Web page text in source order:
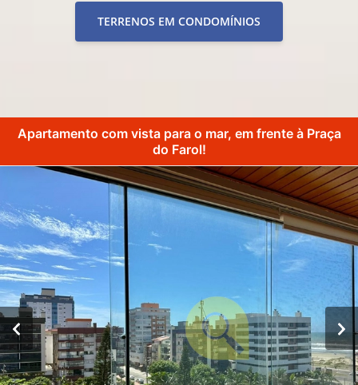
TERRENOS EM CONDOMÍNIOS
Apartamento com vista para o mar, em frente à Praça
do Farol!